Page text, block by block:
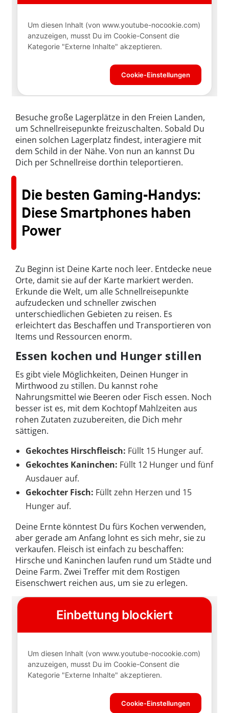
Besuche große Lagerplätze in den Freien Landen,
um Schnellreisepunkte freizuschalten. Sobald Du
einen solchen Lagerplatz findest, interagiere mit
dem Schild in der Nähe. Von nun an kannst Du
Dich per Schnellreise dorthin teleportieren.
Die besten Gaming-Handys:
Diese Smartphones haben
Power
Zu Beginn ist Deine Karte noch leer. Entdecke neue
Orte, damit sie auf der Karte markiert werden.
Erkunde die Welt, um alle Schnellreisepunkte
aufzudecken und schneller zwischen
unterschiedlichen Gebieten zu reisen. Es
erleichtert das Beschaffen und Transportieren von
Items und Ressourcen enorm.
Essen kochen und Hunger stillen
Es gibt viele Möglichkeiten, Deinen Hunger in
Mirthwood zu stillen. Du kannst rohe
Nahrungsmittel wie Beeren oder Fisch essen. Noch
besser ist es, mit dem Kochtopf Mahlzeiten aus
rohen Zutaten zuzubereiten, die Dich mehr
sättigen.
Gekochtes Hirschfleisch: Füllt 15 Hunger auf.
Gekochtes Kaninchen: Füllt 12 Hunger und fünf
Ausdauer auf.
Gekochter Fisch: Füllt zehn Herzen und 15
Hunger auf.
Deine Ernte könntest Du fürs Kochen verwenden,
aber gerade am Anfang lohnt es sich mehr, sie zu
verkaufen. Fleisch ist einfach zu beschaffen:
Hirsche und Kaninchen laufen rund um Städte und
Deine Farm. Zwei Treffer mit dem Rostigen
Eisenschwert reichen aus, um sie zu erlegen.